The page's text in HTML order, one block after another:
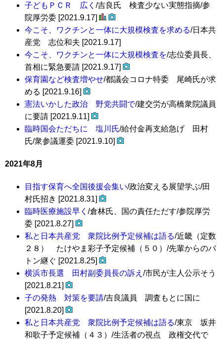
子どもＰＣＲ 広く /吉良氏 検査少ない実態指摘/参
院厚労委 [2021.9.17]
今こそ、ワクチンと一体に大規模検査を求める/日本共
産党 志位和夫 [2021.9.17]
今こそ、ワクチンと一体に大規模検査を/志位委員長、
首相に緊急要請 [2021.9.17]
保育園など検査増やせ/都議会コロナ特委 尾崎氏が求
める [2021.9.16]
憲法いかした政治 野党共闘で/建交労が高橋衆院議員
に要請 [2021.9.11]
臨時国会ただちに 塩川氏/給付金再支給急げ 田村
氏/衆参議運委 [2021.9.10]
2021年8月
目指す保育へ全国後援会集い/政治変える展望学ぶ/田
村氏招き [2021.8.31]
臨時医療施設早く /倉林氏、国の責任ただす/参院厚労
委 [2021.8.27]
私と日本共産党 衆院比例予定候補は語る/近畿（定数
２８） たけやま彩子予定候補（５０）/先輩からのバ
トン継ぐ [2021.8.25]
横浜市長選 田村副委員長の訴え /市民が主人公示そう
[2021.8.21]
子の発熱 対策を要請/吉良議員 調査もとに国に
[2021.8.20]
私と日本共産党 衆院比例予定候補は語る/東京 坂井
和歌子予定候補（４３）/生活者の視点 政権交代で